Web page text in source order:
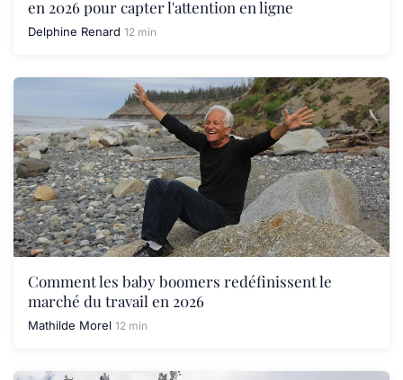
en 2026 pour capter l'attention en ligne
Delphine Renard 12 min
Comment les baby boomers redéfinissent le
marché du travail en 2026
Mathilde Morel 12 min